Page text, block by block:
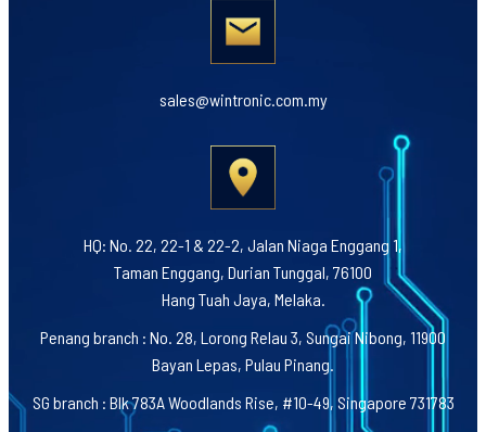
sales@wintronic.com.my
HQ: No. 22, 22-1 & 22-2, Jalan Niaga Enggang 1,
Taman Enggang, Durian Tunggal, 76100
Hang Tuah Jaya, Melaka.
Penang branch : No. 28, Lorong Relau 3, Sungai Nibong, 11900
Bayan Lepas, Pulau Pinang.
SG branch : Blk 783A Woodlands Rise, #10-49, Singapore 731783